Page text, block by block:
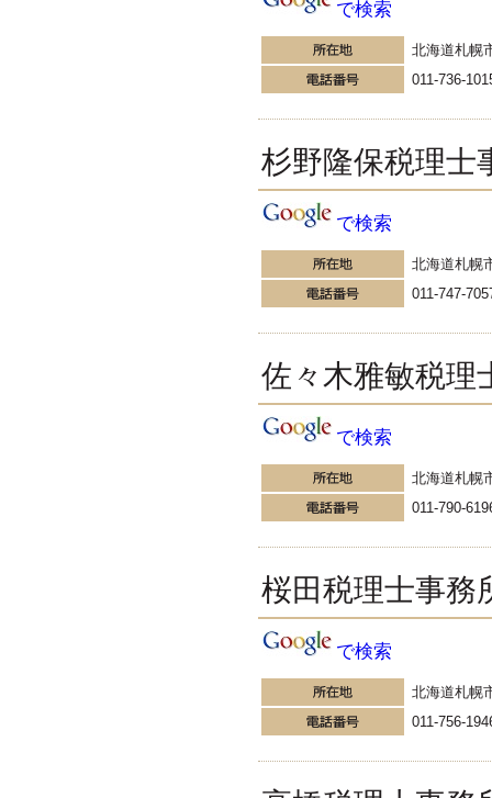
で検索
北海道札幌
011-736-
杉野隆保税理士
で検索
北海道札幌
011-747-
佐々木雅敏税理
で検索
北海道札幌
011-790-
桜田税理士事務
で検索
北海道札幌
011-756-